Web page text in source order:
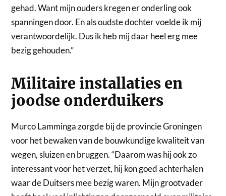
gehad. Want mijn ouders kregen er onderling ook
spanningen door. En als oudste dochter voelde ik mij
verantwoordelijk. Dus ik heb mij daar heel erg mee
bezig gehouden.”
Militaire installaties en
joodse onderduikers
Murco Lamminga zorgde bij de provincie Groningen
voor het bewaken van de bouwkundige kwaliteit van
wegen, sluizen en bruggen. “Daarom was hij ook zo
interessant voor het verzet, hij kon goed achterhalen
waar de Duitsers mee bezig waren. Mijn grootvader